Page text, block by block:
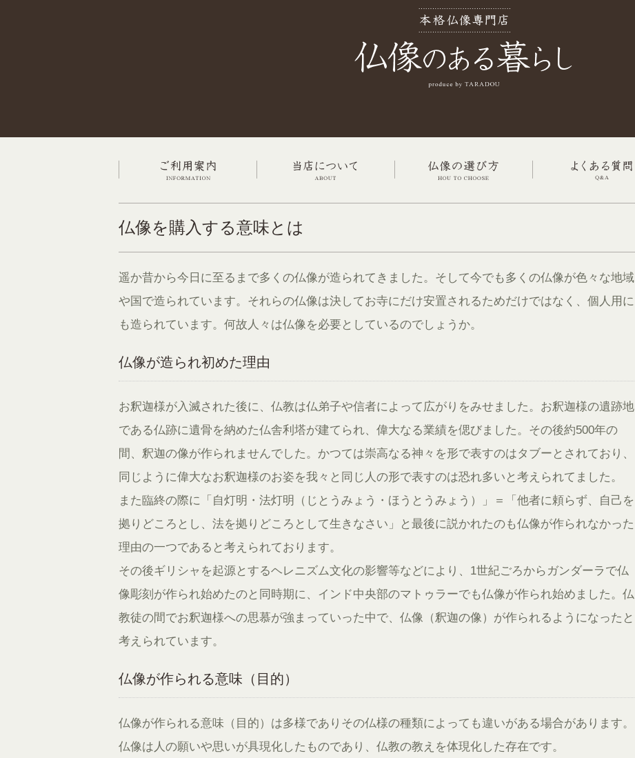
仏像を購入する意味とは
遥か昔から今日に至るまで多くの仏像が造られてきました。そして今でも多くの仏像が色々な地域
や国で造られています。それらの仏像は決してお寺にだけ安置されるためだけではなく、個人用に
も造られています。何故人々は仏像を必要としているのでしょうか。
仏像が造られ初めた理由
お釈迦様が入滅された後に、仏教は仏弟子や信者によって広がりをみせました。お釈迦様の遺跡地
である仏跡に遺骨を納めた仏舎利塔が建てられ、偉大なる業績を偲びました。その後約500年の
間、釈迦の像が作られませんでした。かつては崇高なる神々を形で表すのはタブーとされており、
同じように偉大なお釈迦様のお姿を我々と同じ人の形で表すのは恐れ多いと考えられてました。
また臨終の際に「自灯明・法灯明（じとうみょう・ほうとうみょう）」＝「他者に頼らず、自己を
拠りどころとし、法を拠りどころとして生きなさい」と最後に説かれたのも仏像が作られなかった
理由の一つであると考えられております。
その後ギリシャを起源とするヘレニズム文化の影響等などにより、1世紀ごろからガンダーラで仏
像彫刻が作られ始めたのと同時期に、インド中央部のマトゥラーでも仏像が作られ始めました。仏
教徒の間でお釈迦様への思慕が強まっていった中で、仏像（釈迦の像）が作られるようになったと
考えられています。
仏像が作られる意味（目的）
仏像が作られる意味（目的）は多様でありその仏様の種類によっても違いがある場合があります。
仏像は人の願いや思いが具現化したものであり、仏教の教えを体現化した存在です。